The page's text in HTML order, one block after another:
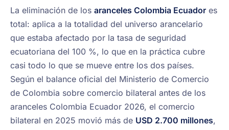
La eliminación de los aranceles Colombia Ecuador es
total: aplica a la totalidad del universo arancelario
que estaba afectado por la tasa de seguridad
ecuatoriana del 100 %, lo que en la práctica cubre
casi todo lo que se mueve entre los dos países.
Según el balance oficial del Ministerio de Comercio
de Colombia sobre comercio bilateral antes de los
aranceles Colombia Ecuador 2026, el comercio
bilateral en 2025 movió más de USD 2.700 millones,